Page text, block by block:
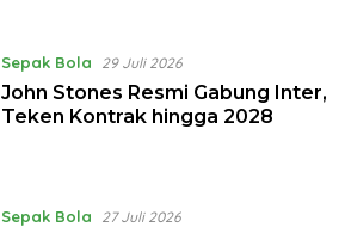
Sepak Bola 29 Juli 2026
John Stones Resmi Gabung Inter,
Teken Kontrak hingga 2028
Sepak Bola 27 Juli 2026